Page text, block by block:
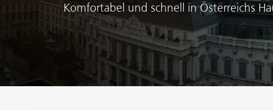
Komfortabel und schnell in Österreichs